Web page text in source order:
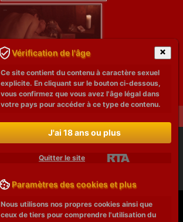
Vérification de l'âge
Ce site contient du contenu à caractère sexuel
explicite. En cliquant sur le bouton ci-dessous,
vous confirmez que vous avez l'âge légal dans
votre pays pour accéder à ce type de contenu.
J'ai 18 ans ou plus
Quitter le site
Paramètres des cookies et plus
Nous utilisons nos propres cookies ainsi que
ceux de tiers pour comprendre l'utilisation du